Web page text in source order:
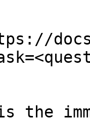
the